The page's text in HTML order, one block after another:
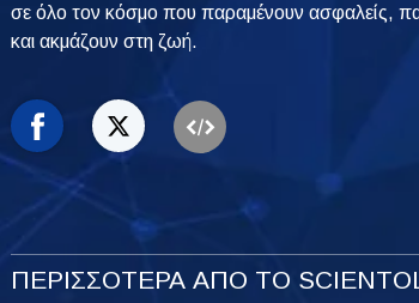
σε όλο τον κόσμο που παραμένουν ασφαλείς,
και ακμάζουν στη ζωή.
ΠΕΡΙΣΣΟΤΕΡΑ ΑΠΟ ΤΟ